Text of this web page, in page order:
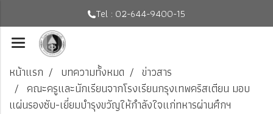
Tel : 02-644-9400-15
หน้าแรก บทความทั้งหมด
ข่าวสาร
คณะครูและนักเรียนจากโรงเรียนกรุงเทพคริสเตียน มอบ
แผ่นรองซับ-เยี่ยมบำรุงขวัญให้กำลังใจแก่ทหารผ่านศึกฯ